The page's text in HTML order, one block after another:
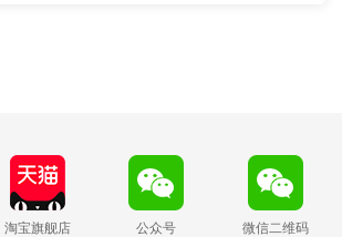
淘宝旗舰店 公众号 微信二维码